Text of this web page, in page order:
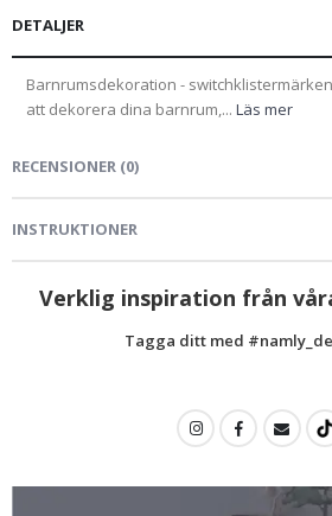
DETALJER
Barnrumsdekoration -
att dekorera dina barnrum,... Läs mer
RECENSIONER (0)
INSTRUKTIONER
Verklig inspiration från
Tagga ditt med